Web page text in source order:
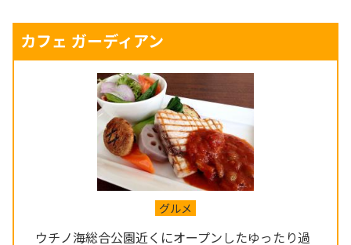
カフェ ガーディアン
グルメ
ウチノ海総合公園近くにオープンしたゆったり過